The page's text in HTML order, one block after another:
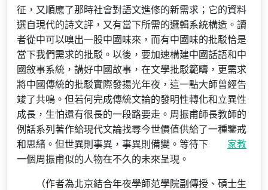
征，又順應了那時社會對語文進修的新需求；它的資料
選自現代的詩文評，又有當下所需的邏輯系統構造。讀
者從中可以嗅出一股中國味來，而有中國味的批駁恰是
當下我們需求的批駁。以後，要加速構建中國話語和中
國敘事系統，講好中國故事，在文學批駁範疇，更需求
將中國傳統的批駁實際發揚光年夜，這一點大師曾經告
竣了共鳴。但若何完成傳統文論的發明性轉化和立異性
成長，生怕還有很長的一段路要走。周振甫師長教師的
例話系列著作給現代文論找尋今世價值供給了一種鑒戒
和思緒。但世異則事異，事異則備變。等待下
家教
一個周振甫似的人物在不久的未來呈現。
（作者為北京結合年夜學師范學院副傳授、碩士生